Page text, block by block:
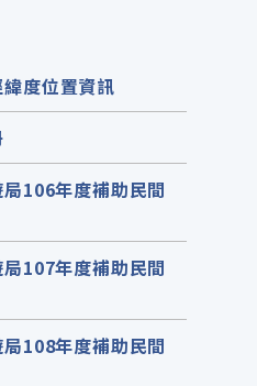
度位置資訊
106年度補助民間
107年度補助民間
108年度補助民間